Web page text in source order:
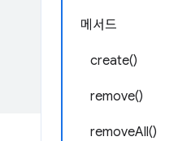
메서드
create()
remove()
removeAll()